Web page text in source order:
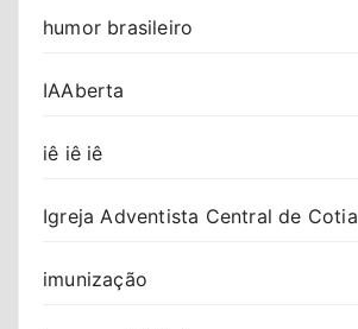
humor brasileiro
IAAberta
iê iê iê
Igreja Adventista Central de Cotia
imunização